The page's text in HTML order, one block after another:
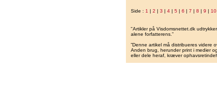
Side : 1 | 2 | 3 | 4 | 5 | 6 | 7 | 8 | 9 | 10
"Artikler på Visdomsnettet.dk
alene forfatterens.”
”Denne artikel må distribueres videre
Anden brug, herunder print i medier
eller dele heraf, kræver